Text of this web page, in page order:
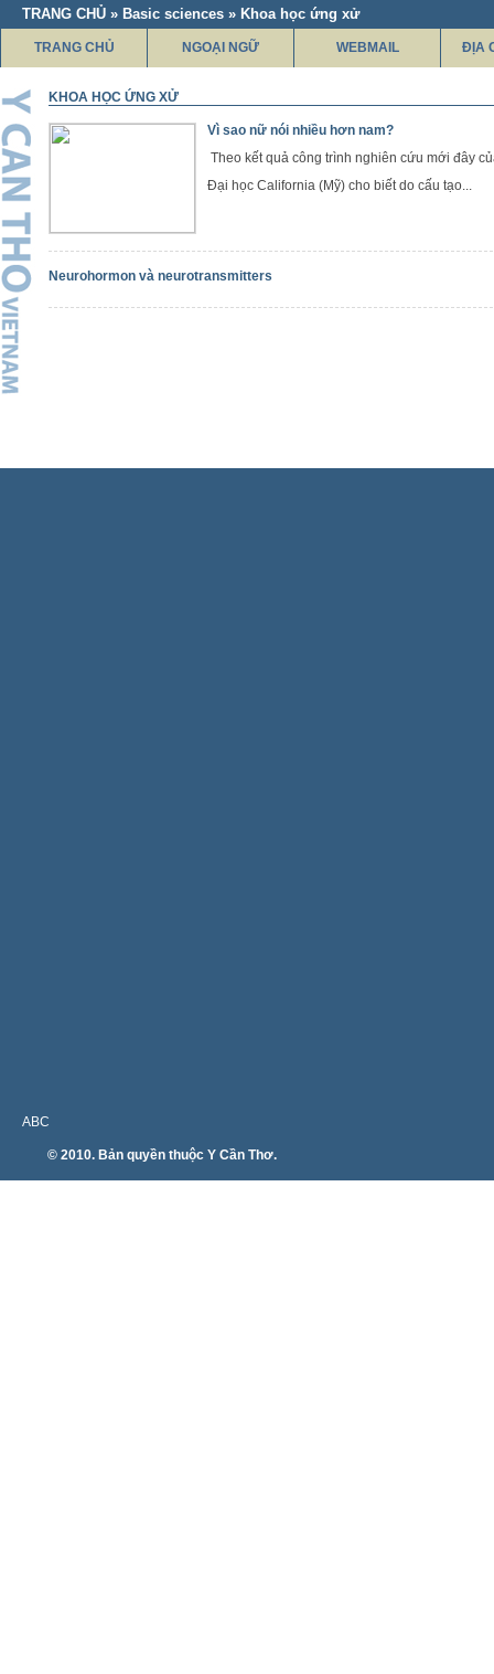
TRANG CHỦ » Basic sciences » Khoa học ứng xử
TRANG CHỦ NGOẠI NGỮ WEBMAIL ĐỊA
KHOA HỌC ỨNG XỬ
Vì sao nữ nói nhiều hơn nam?
Theo kết quả công trình nghiên cứu mới đây
Đại học California (Mỹ) cho biết do cấu tạo...
Neurohormon và neurotransmitters
ABC
© 2010. Bản quyền thuộc Y Cần Thơ.